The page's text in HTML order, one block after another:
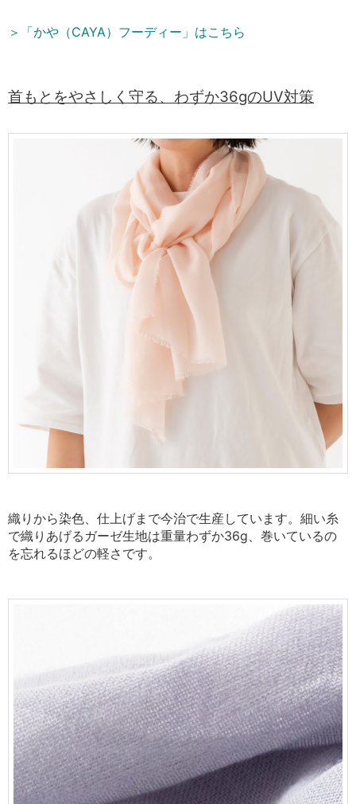
＞「かや（CAYA）フーディー」はこちら
首もと をやさしく守る、わずか36gのUV対策
織りから染色、仕上げまで今治で生産しています。 細い糸
で織りあげるガーゼ生地は重量わずか36g、 巻いているの
を忘れるほどの軽さです。